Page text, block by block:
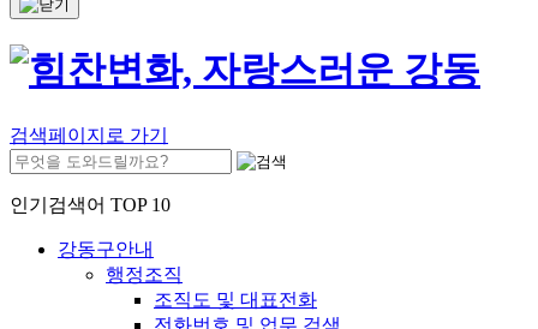
검색페이지로 가기
인기검색어 TOP 10
강동구안내
행정조직
조직도 및 대표전화
전화번호 및 업무 검색